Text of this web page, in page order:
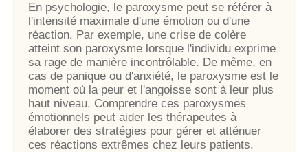
En psychologie, le paroxysme peut se référer à
l'intensité maximale d'une émotion ou d'une
réaction. Par exemple, une crise de colère
atteint son paroxysme lorsque l'individu exprime
sa rage de manière incontrôlable. De même, en
cas de panique ou d'anxiété, le paroxysme est le
moment où la peur et l'angoisse sont à leur plus
haut niveau. Comprendre ces paroxysmes
émotionnels peut aider les thérapeutes à
élaborer des stratégies pour gérer et atténuer
ces réactions extrêmes chez leurs patients.